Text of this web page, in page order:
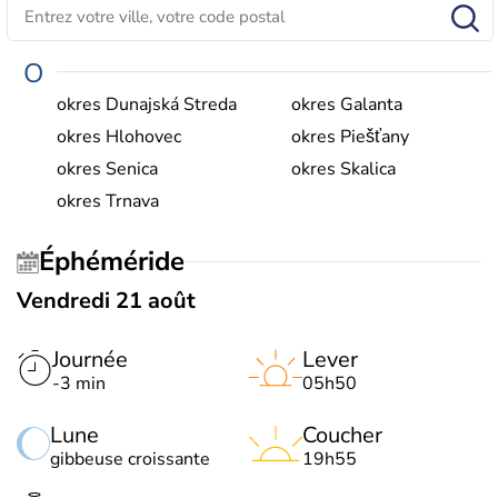
O
okres Dunajská Streda
okres Galanta
okres Hlohovec
okres Piešťany
okres Senica
okres Skalica
okres Trnava
Éphéméride
Vendredi 21 août
Journée
-3 min
Lune
gibbeuse croissante
Lever
05h50
Coucher
19h55